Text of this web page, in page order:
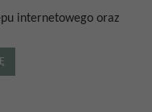
internetowego oraz